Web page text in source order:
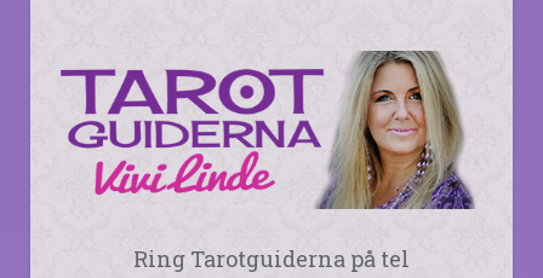
Ring Tarotguiderna på tel